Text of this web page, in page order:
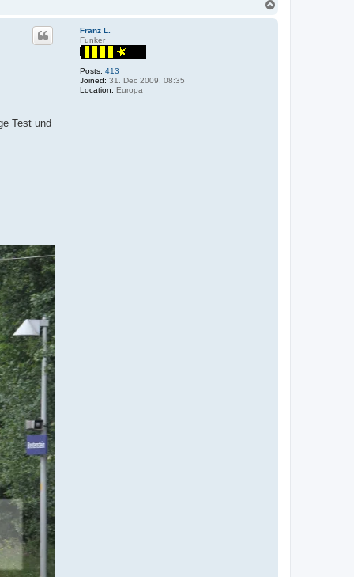
Franz L.
Funker
Posts: 413
Joined: 31. Dec 2009, 08:35
Location: Europa
Test und